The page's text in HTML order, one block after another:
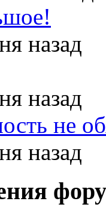
назад
назад
не
назад